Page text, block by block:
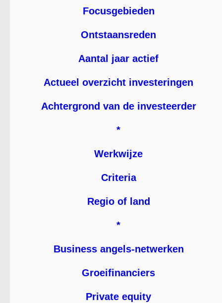
Focusgebieden
Ontstaansreden
Aantal jaar actief
Actueel overzicht investeringen
Achtergrond van de investeerder
*
Werkwijze
Criteria
Regio of land
*
Business angels-netwerken
Groeifinanciers
Private equity